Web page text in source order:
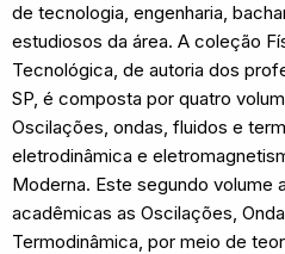
de tecnologia, engenharia,
estudiosos da área. A coleção
Tecnológica, de autoria dos
SP, é composta por quatro
Oscilações, ondas, fluidos e
eletrodinâmica e
Moderna. Este segundo volume
acadêmicas as Oscilações,
Termodinâmica, por meio de